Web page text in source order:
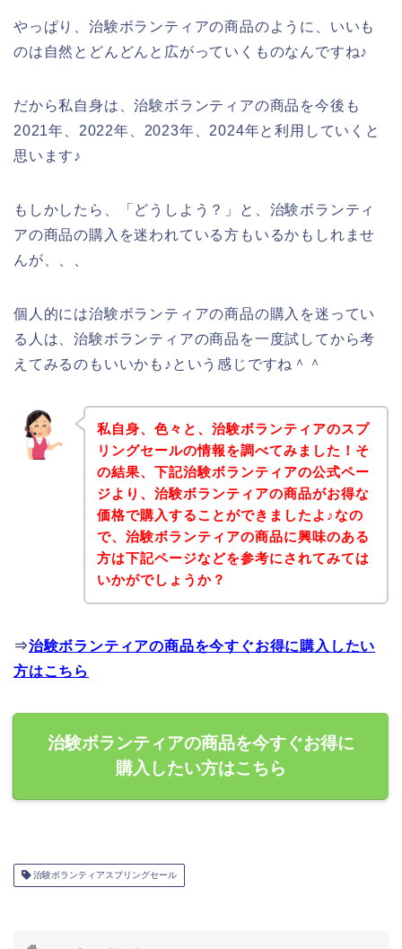
やっぱり、治験ボランティアの商品のように、いいも
のは自然とどんどんと広がっていくものなんですね♪
だから私自身は、治験ボランティアの商品を今後も
2021年、2022年、2023年、2024年と利用していくと
思います♪
もしかしたら、「どうしよう？」と、治験ボランティ
アの商品の購入を迷われている方もいるかもしれませ
んが、、、
個人的には治験ボランティアの商品の購入を迷ってい
る人は、治験ボランティアの商品を一度試してから考
えてみるのもいいかも♪という感じですね＾＾
私自身、色々と、治験ボランティアのスプ
リングセールの情報を調べてみました！そ
の結果、下記治験ボランティアの公式ペー
ジより、治験ボランティアの商品がお得な
価格で購入することができましたよ♪なの
で、治験ボランティアの商品に興味のある
方は下記ページなどを参考にされてみては
いかがでしょうか？
⇒治験ボランティアの商品を今すぐお得に購入したい
方はこちら
治験ボランティアの商品を今すぐお得に
購入したい方はこちら
治験ボランティアスプリングセール